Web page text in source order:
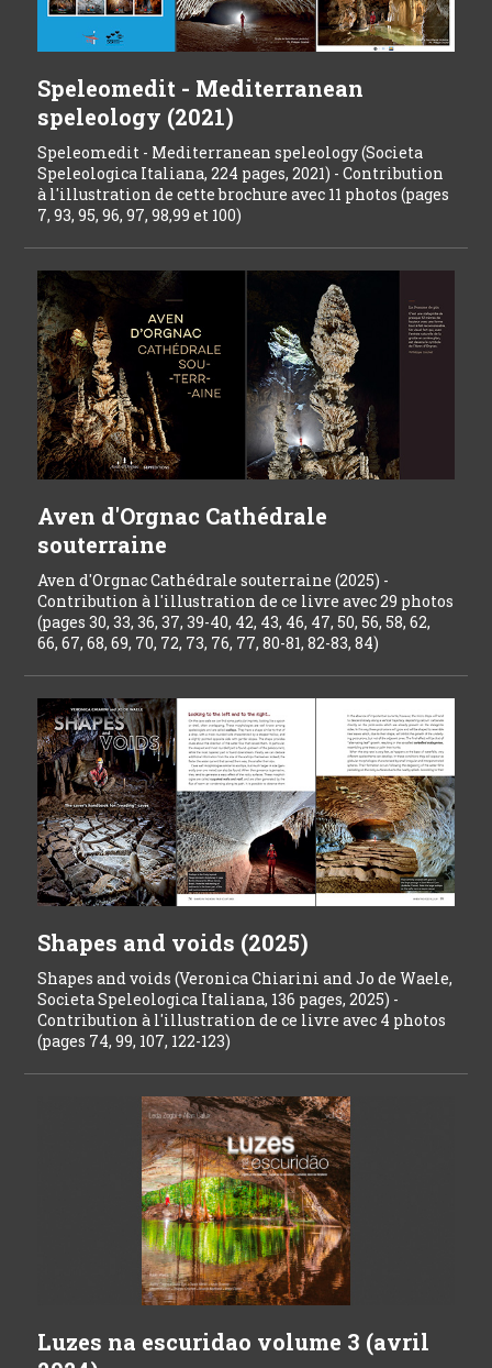
Speleomedit - Mediterranean
speleology (2021)
Speleomedit - Mediterranean speleology (Societa
Speleologica Italiana, 224 pages, 2021) - Contribution
à l'illustration de cette brochure avec 11 photos (pages
7, 93, 95, 96, 97, 98,99 et 100)
Aven d'Orgnac Cathédrale
souterraine
Aven d'Orgnac Cathédrale souterraine (2025) -
Contribution à l'illustration de ce livre avec 29 photos
(pages 30, 33, 36, 37, 39-40, 42, 43, 46, 47, 50, 56, 58, 62,
66, 67, 68, 69, 70, 72, 73, 76, 77, 80-81, 82-83, 84)
Shapes and voids (2025)
Shapes and voids (Veronica Chiarini and Jo de Waele,
Societa Speleologica Italiana, 136 pages, 2025) -
Contribution à l'illustration de ce livre avec 4 photos
(pages 74, 99, 107, 122-123)
Luzes na escuridao volume 3 (avril